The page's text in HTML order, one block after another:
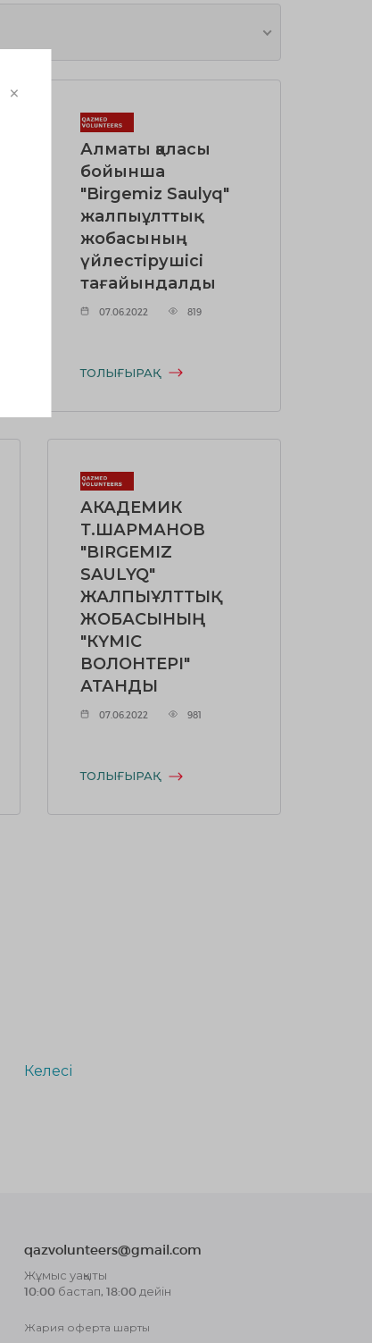
Алматы қаласы
бойынша
"Birgemiz Saulyq"
жалпыұлттық
жобасының
үйлестірушісі
тағайындалды
07.06.2022 819
ТОЛЫҒЫРАҚ
АКАДЕМИК
Т.ШАРМАНОВ
"BIRGEMIZ
SAULYQ"
ЖАЛПЫҰЛТТЫҚ
ЖОБАСЫНЫҢ
"КҮМІС
ВОЛОНТЕРІ"
АТАНДЫ
07.06.2022 981
ТОЛЫҒЫРАҚ
Келесі
qazvolunteers@gmail.com
Жұмыс уақыты
10:00 бастап, 18:00 дейін
Жария оферта шарты
×